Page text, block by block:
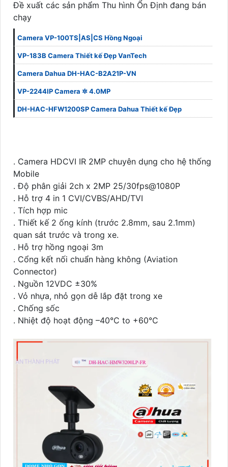
Đề xuất các sản phẩm Thu hình Ổn Định đang bán
chạy
Camera VP-100TS|AS|CS Hồng Ngoại
VP-183B Camera Thiết kế Đẹp VanTech
Camera Dahua DH-HAC-B2A21P-VN
VP-2244IP Camera ✲ 4.0MP
DH-HAC-HFW1200SP Camera Dahua Thiết kế Đẹp
. Camera HDCVI IR 2MP chuyên dụng cho hệ thống
Mobile
. Độ phân giải 2ch x 2MP 25/30fps@1080P
. Hỗ trợ 4 in 1 CVI/CVBS/AHD/TVI
. Tích hợp mic
. Thiết kế 2 ống kính (trước 2.8mm, sau 2.1mm)
quan sát trước và trong xe.
. Hỗ trợ hồng ngoại 3m
. Cổng kết nối chuẩn hàng không (Aviation
Connector)
. Nguồn 12VDC ±30%
. Vỏ nhựa, nhỏ gọn dễ lắp đặt trong xe
. Chống sốc
. Nhiệt độ hoạt động –40°C to +60°C